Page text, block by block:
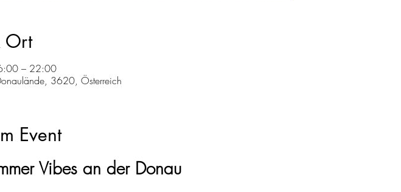
Ort
– 22:00
3620, Österreich
Event
Vibes an der Donau